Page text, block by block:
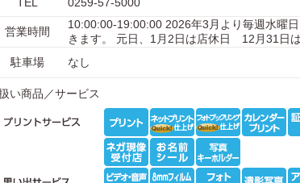
営業時間
10:00:00-19:00:00 2026年3月より毎週水曜
きます。 元日、1月2日は店休日 12月31日
駐車場
なし
い商品／サービス